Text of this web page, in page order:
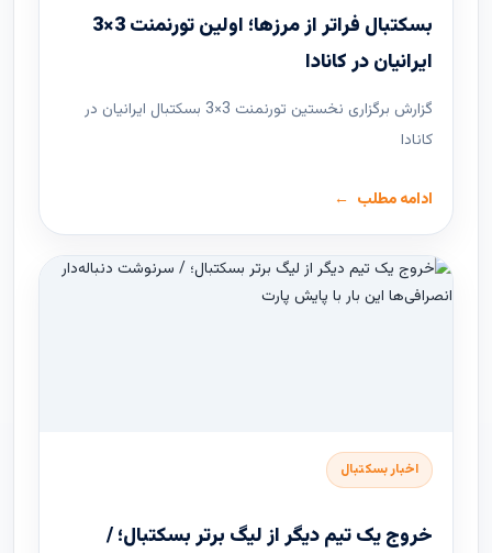
بسکتبال فراتر از مرزها؛ اولین تورنمنت 3×3
ایرانیان در کانادا
گزارش برگزاری نخستین تورنمنت 3×3 بسکتبال ایرانیان در
کانادا
ادامه مطلب
اخبار بسکتبال
خروج یک تیم دیگر از لیگ برتر بسکتبال؛ /